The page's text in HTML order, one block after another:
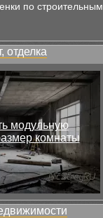
по строительным
отделка
модульную
комнаты